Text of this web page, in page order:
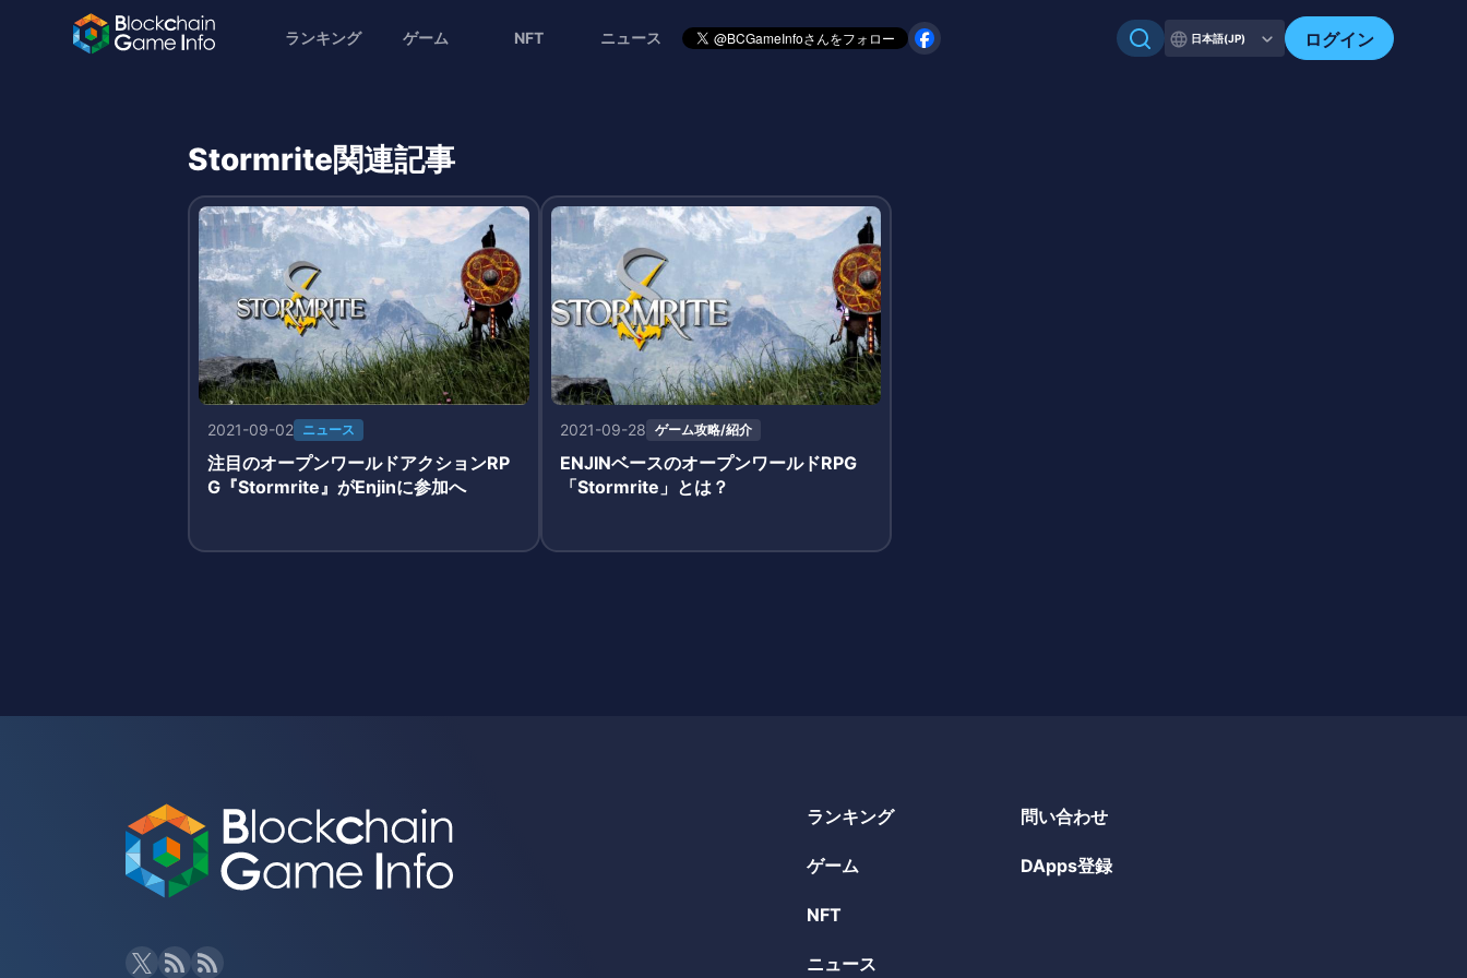
ランキング ゲーム NFT ニュース 日本語(JP) ログイン
Stormrite関連記事
2021-09-02 ニュース
注目のオープンワールドアクションRP
G『Stormrite』がEnjinに参加へ
2021-09-28 ゲーム攻略/紹介
ENJINベースのオープンワールドRPG
「Stormrite」とは？
ランキング
ゲーム
NFT
ニュース
問い合わせ
DApps登録